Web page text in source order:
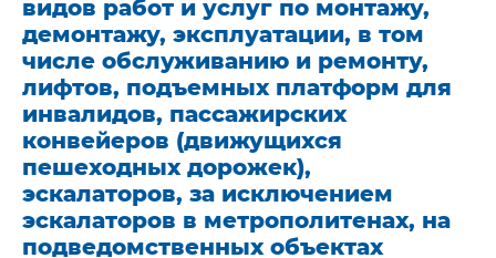
видов работ и услуг по монтажу,
демонтажу, эксплуатации, в том
числе обслуживанию и ремонту,
лифтов, подъемных платформ для
инвалидов, пассажирских
конвейеров (движущихся
пешеходных дорожек),
эскалаторов, за исключением
эскалаторов в метрополитенах, на
подведомственных объектах